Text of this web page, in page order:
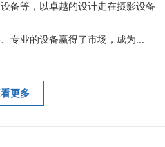
备等，以卓越的设计走在摄影设备
专业的设备赢得了市场，成为...
更多